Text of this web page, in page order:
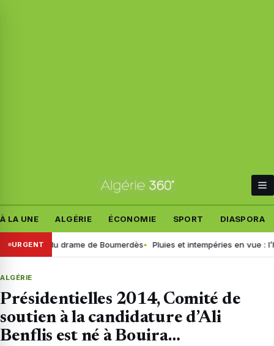
À LA UNE ALGÉRIE ÉCONOMIE SPORT DIASPORA
URGENT
du drame de Boumerdès Pluies et intempéries en vue :
ALGÉRIE
Présidentielles 2014, Comité de
soutien à la candidature d’Ali
Benflis est né à Bouira…